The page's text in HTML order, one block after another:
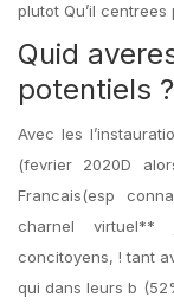
plutot Qu’il
Quid
potentiels
Avec les
(fevrier 2020D
Francais(esp
charnel virtuel**
concitoyens, ! tant
qui dans leurs b